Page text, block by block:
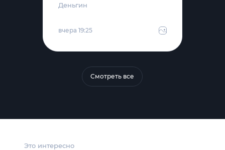
Это интересно
Деньгин
вчера 19:25
Смотреть все